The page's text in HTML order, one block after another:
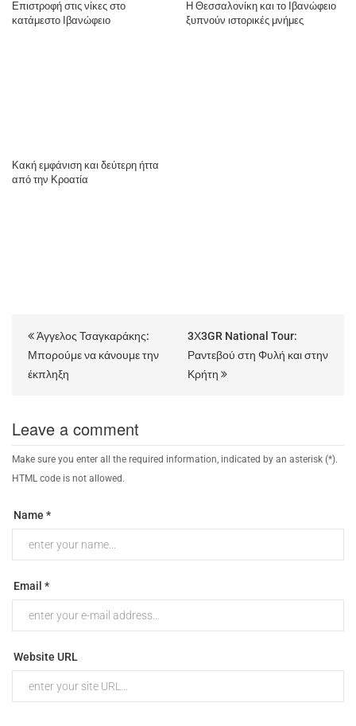
Επιστροφή στις νίκες στο
κατάμεστο Ιβανώφειο
Η Θεσσαλονίκη και το Ιβανώφειο
ξυπνούν ιστορικές μνήμες
Κακή εμφάνιση και δεύτερη ήττα
από την Κροατία
Άγγελος Τσαγκαράκης:
Μπορούμε να κάνουμε την
έκπληξη
3Χ3GR National Tour:
Ραντεβού στη Φυλή και στην
Κρήτη
Leave a comment
Make sure you enter all the required information, indicated by an asterisk (*).
HTML code is not allowed.
Name *
Email *
Website URL